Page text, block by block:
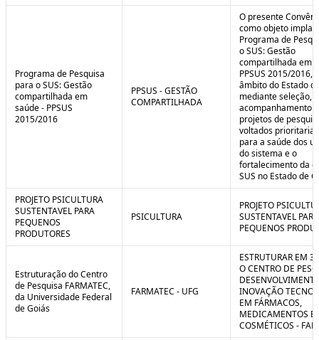
Programa de Pesquisa
para o SUS: Gestão
compartilhada em
saúde - PPSUS
2015/2016
PPSUS - GESTÃO
COMPARTILHADA
O presente
como objeto
Programa de
o SUS: Gestão
compartilhada em
PPSUS 2015/2016,
âmbito do Estado
mediante seleção,
acompanhamento
projetos de
voltados
para a saúde dos
do sistema e o
fortalecimento da
SUS no Estado de
PROJETO PSICULTURA
SUSTENTAVEL PARA
PEQUENOS
PRODUTORES
PSICULTURA
PROJETO
SUSTENTAVEL PARA
PEQUENOS
Estruturação do Centro
de Pesquisa FARMATEC,
da Universidade Federal
de Goiás
FARMATEC - UFG
ESTRUTURAR EM
O CENTRO DE
INOVAÇÃO
EM FÁRMACOS,
MEDICAMENTOS E
COSMÉTICOS -